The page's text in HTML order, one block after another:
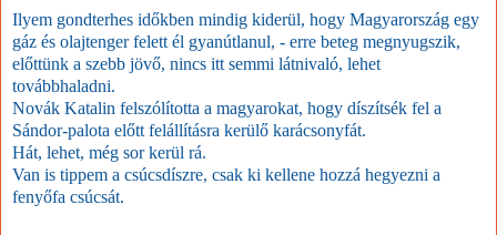
Ilyem gondterhes időkben mindig kiderül, hogy Magyarország egy
gáz és olajtenger felett él gyanútlanul, - erre beteg megnyugszik,
előttünk a szebb jövő, nincs itt semmi látnivaló, lehet
továbbhaladni.
Novák Katalin felszólította a magyarokat, hogy díszítsék fel a
Sándor-palota előtt felállításra kerülő karácsonyfát.
Hát, lehet, még sor kerül rá.
Van is tippem a csúcsdíszre, csak ki kellene hozzá hegyezni a
fenyőfa csúcsát.